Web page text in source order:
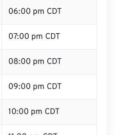
06:00 pm CDT
07:00 pm CDT
08:00 pm CDT
09:00 pm CDT
10:00 pm CDT